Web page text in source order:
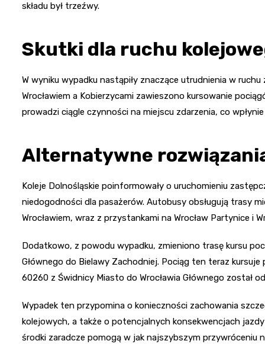
składu był trzeźwy.
Skutki dla ruchu
W wyniku wypadku nastąpiły znaczące utrudnienia w
Wrocławiem a Kobierzycami zawieszono kursowanie
prowadzi ciągle czynności na miejscu zdarzenia, co
Alternatywne
Koleje Dolnośląskie poinformowały o uruchomieniu
niedogodności dla pasażerów. Autobusy obsługują trasy
Wrocławiem, wraz z przystankami na Wrocław Partynice i
Dodatkowo, z powodu wypadku, zmieniono trasę kursu
Głównego do Bielawy Zachodniej. Pociąg ten teraz
60260 z Świdnicy Miasto do Wrocławia Głównego został
Wypadek ten przypomina o konieczności zachowania
kolejowych, a także o potencjalnych konsekwencjach
środki zaradcze pomogą w jak najszybszym